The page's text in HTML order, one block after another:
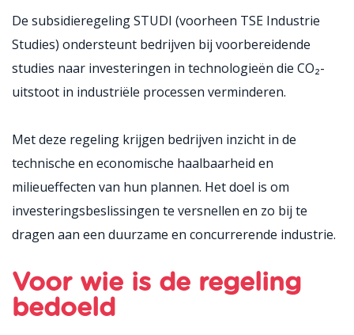
De subsidieregeling STUDI (voorheen TSE Industrie
Studies) ondersteunt bedrijven bij voorbereidende
studies naar investeringen in technologieën die CO₂-
uitstoot in industriële processen verminderen.
Met deze regeling krijgen bedrijven inzicht in de
technische en economische haalbaarheid en
milieueffecten van hun plannen. Het doel is om
investeringsbeslissingen te versnellen en zo bij te
dragen aan een duurzame en concurrerende industrie.
Voor wie is de regeling
bedoeld